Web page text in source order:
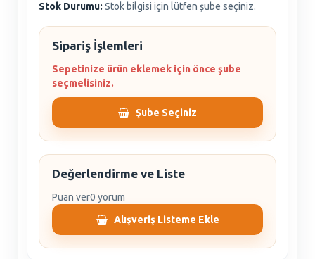
Stok Durumu: Stok bilgisi için lütfen şube seçiniz.
Sipariş İşlemleri
Sepetinize ürün eklemek için önce şube
seçmelisiniz.
Şube Seçiniz
Değerlendirme ve Liste
Puan ver0 yorum
Alışveriş Listeme Ekle